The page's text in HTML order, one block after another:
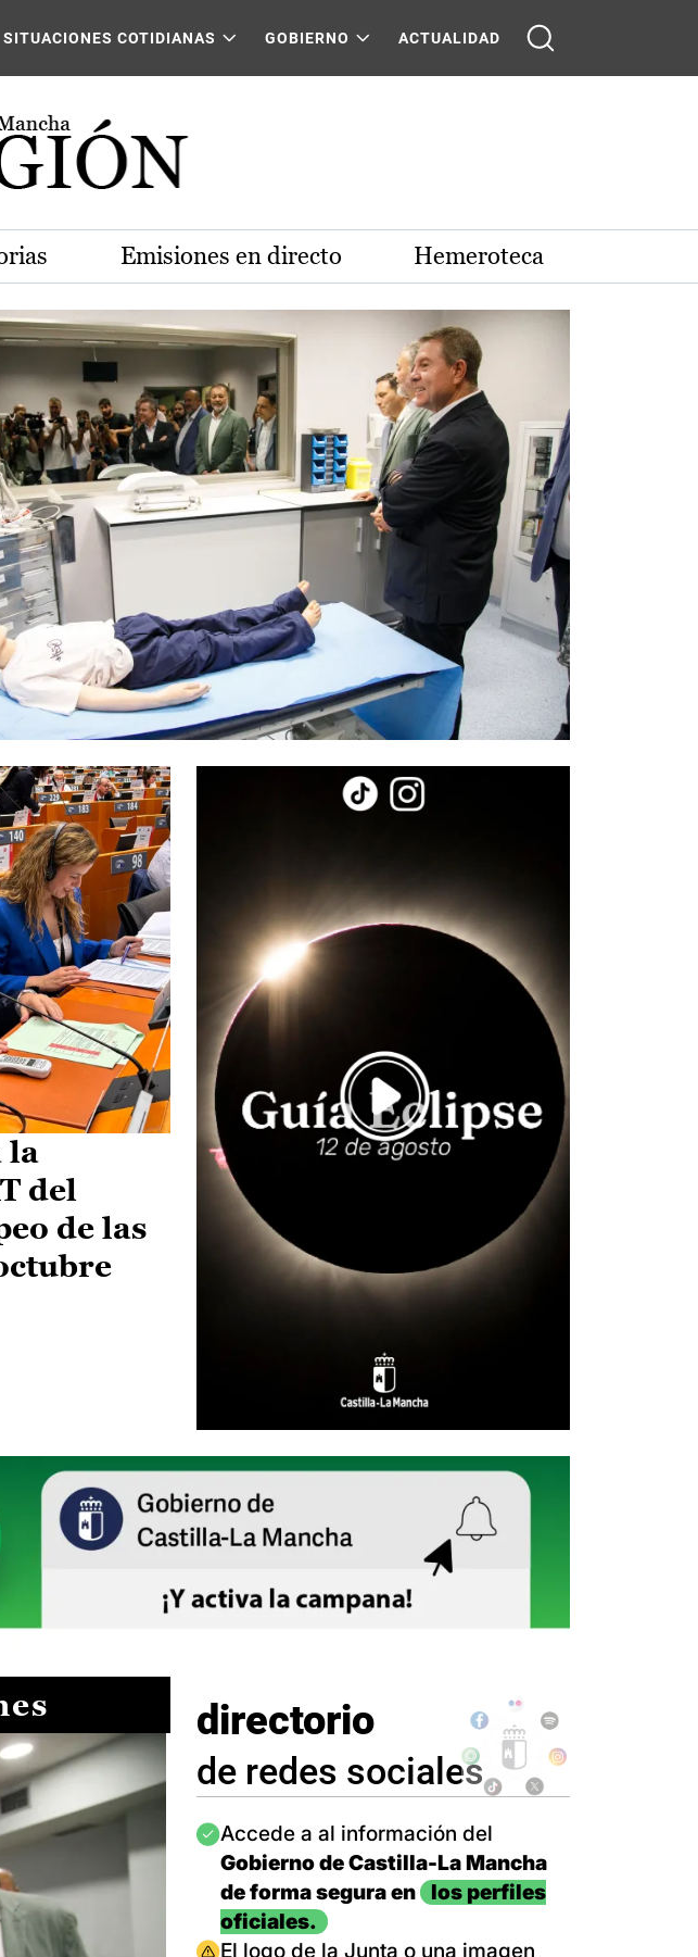
SITUACIONES COTIDIANAS GOBIERNO ACTUALIDAD
Emisiones en directo Hemeroteca
la
del
de las
directorio
de redes sociales
Imagen
Accede a al información del
Gobierno de Castilla-La Mancha
de forma segura en
los perfiles
oficiales.
Imagen
El logo de la Junta o una imagen